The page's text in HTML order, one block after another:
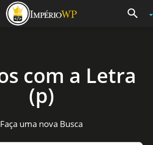
com a Letra
(p)
Faça uma nova Busca